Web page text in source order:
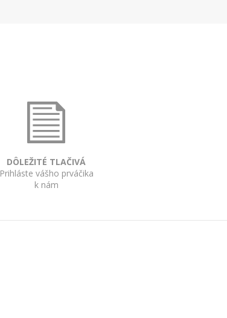
DÔLEŽITÉ TLAČIVÁ
Prihláste vášho prváčika
k nám